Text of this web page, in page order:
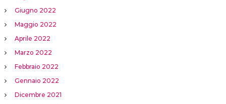
Giugno 2022
Maggio 2022
Aprile 2022
Marzo 2022
Febbraio 2022
Gennaio 2022
Dicembre 2021